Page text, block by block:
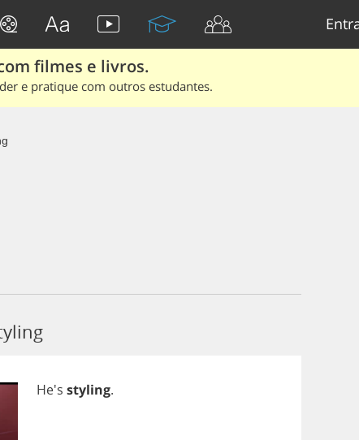
filmes e livros.
e pratique com outros estudantes.
He's styling.